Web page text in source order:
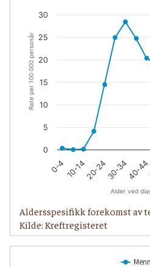
Alder ved
Rate per 100 000 personår
0-4 10-1420-2430-3440-44
0
5
10
15
20
25
30
Aldersspesifikk forekomst av
Kilde: Kreftregisteret
Menn